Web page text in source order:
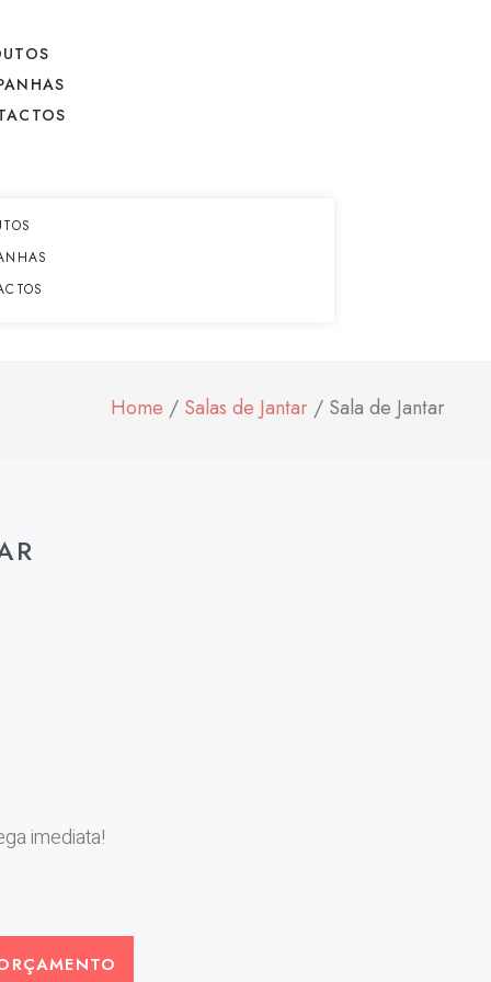
Home / Salas de Jantar / Sala de Jantar
imediata!